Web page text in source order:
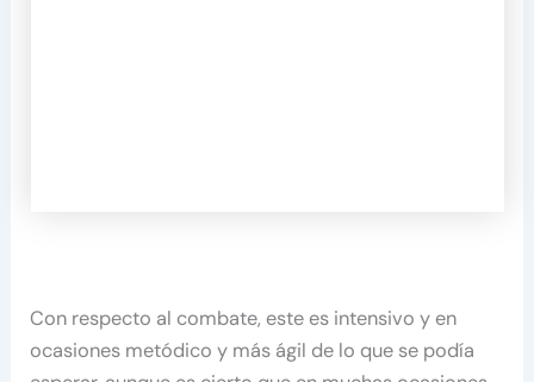
Con respecto al combate, este es intensivo y en
ocasiones metódico y más ágil de lo que se podía